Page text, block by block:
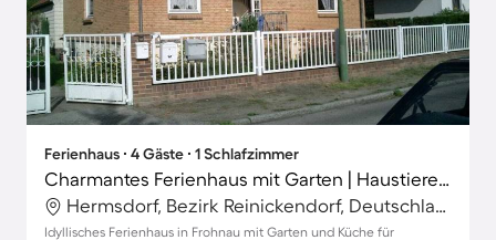
Ferienhaus ∙ 4 Gäste ∙ 1 Schlafzimmer
Charmantes Ferienhaus mit Garten | Haustiere sind willkommen
Hermsdorf, Bezirk Reinickendorf, Deutschland
Idyllisches Ferienhaus in Frohnau mit Garten und Küche für